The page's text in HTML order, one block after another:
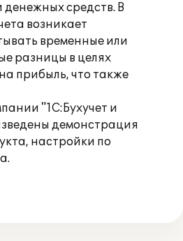
средств. В
возникает
временные или
разницы в целях
прибыль, что также
"1С:Бухучет и
демонстрация
настройки по